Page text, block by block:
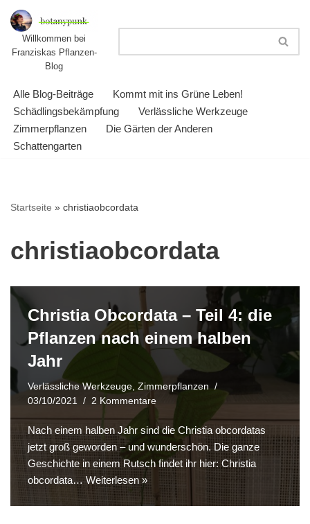
Zum
Inhalt
springen
Willkommen bei
Franziskas Pflanzen-
Blog
Alle Blog-Beiträge
Kommt mit ins Grüne Leben!
Schädlingsbekämpfung
Verlässliche Werkzeuge
Zimmerpflanzen
Die Gärten der Anderen
Schattengarten
Startseite » christiaobcordata
christiaobcordata
Christia Obcordata – Teil 4: die
Pflanzen nach einem halben
Jahr
Verlässliche Werkzeuge Zimmerpflanzen
03/10/2021
2 Kommentare
Nach einem halben Jahr sind die Christia obcordatas
jetzt groß geworden – und wunderschön. Die ganze
Geschichte in einem Rutsch findet ihr hier: Christia
obcordata…Weiterlesen »